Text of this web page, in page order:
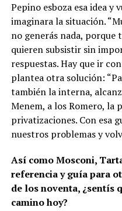
Pepino esboza esa idea y
imaginara la situación.
no generás nada, porque
quieren subsistir sin
respuestas. Hay que ir
plantea otra solución:
también la interna,
Menem, a los Romero, la
privatizaciones. Con esa
nuestros problemas y
Así como Mosconi,
referencia y guía para
de los noventa, ¿sentís
camino hoy?